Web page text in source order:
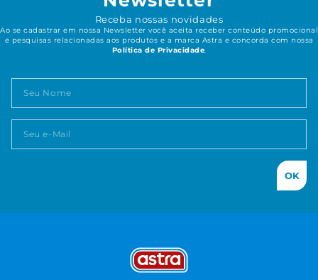
Receba nossas novidades
Ao se cadastrar em nossa Newsletter você aceita receber conteúdo promocional
e pesquisas relacionadas aos produtos e a marca Astra e concorda com nossa
Política de Privacidade.
OK